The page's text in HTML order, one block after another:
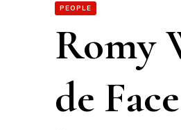
PEOPLE
Romy
de